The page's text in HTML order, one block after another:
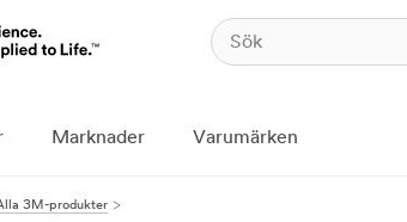
Marknader Varumärken
3M-produkter